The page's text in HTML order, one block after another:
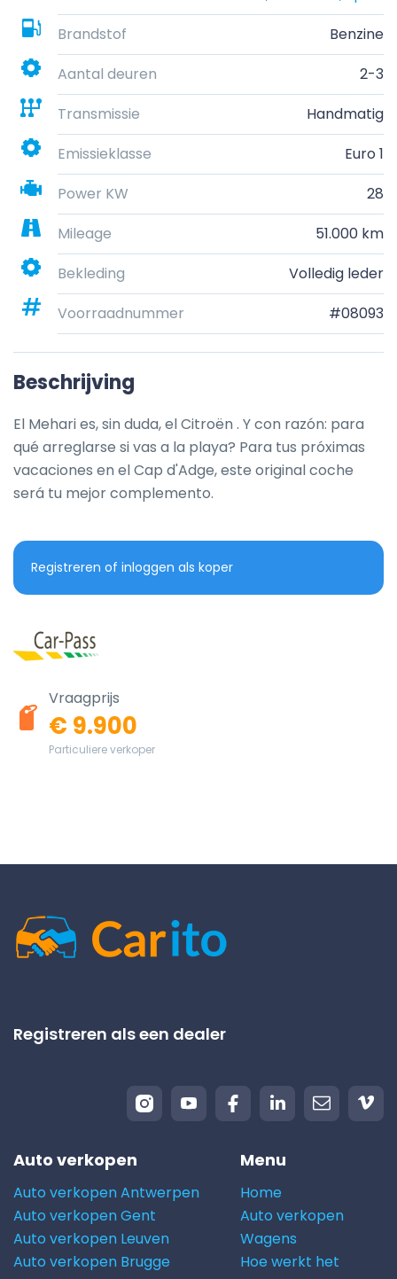
Brandstof
Benzine
Aantal deuren
2-3
Transmissie
Handmatig
Emissieklasse
Euro 1
Power KW
28
Mileage
51.000 km
Bekleding
Volledig leder
Voorraadnummer
#08093
Beschrijving
El Mehari es, sin duda, el Citroën . Y con razón: para
qué arreglarse si vas a la playa? Para tus próximas
vacaciones en el Cap d'Adge, este original coche
será tu mejor complemento.
Registreren of inloggen als koper
Vraagprijs
€ 9.900
Particuliere verkoper
Registreren als een dealer
Auto verkopen
Auto verkopen Antwerpen
Auto verkopen Gent
Auto verkopen Leuven
Auto verkopen Brugge
Menu
Home
Auto verkopen
Wagens
Hoe werkt het